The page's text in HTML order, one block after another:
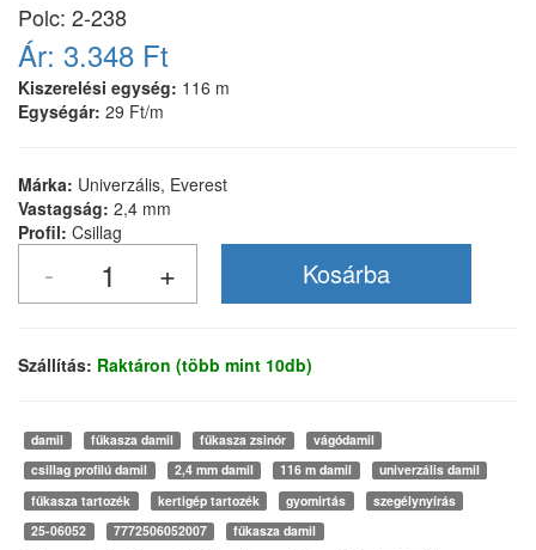
Polc: 2-238
Ár: 3.348 Ft
Kiszerelési egység: 116 m
Egységár: 29 Ft/m
Márka: Univerzális, Everest
Vastagság: 2,4 mm
Profil: Csillag
Szállítás: Raktáron (több mint 10db)
damil fűkasza damil fűkasza zsinór
vágódamil
csillag profilú damil
2,4 mm damil 116 m damil
univerzális damil
fűkasza tartozék
kertigép tartozék gyomirtás
szegélynyírás
25-06052
7772506052007
fűkasza damil